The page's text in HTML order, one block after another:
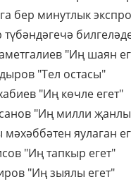
бер минутлык
"Иң шаян
"Тел остасы"
"Иң көчле егет"
"Иң милли җанлы
яулаган
"Иң тапкыр егет"
"Иң зыялы егет"